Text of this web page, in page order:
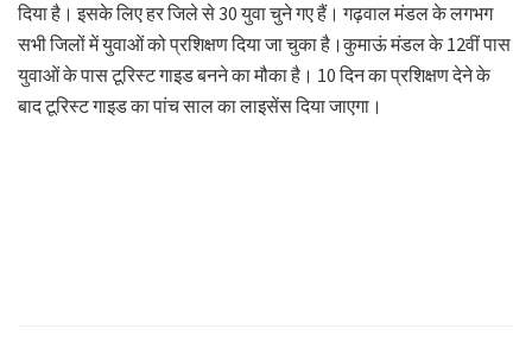
दिया है। इसके लिए हर जिले से 30 युवा चुने गए हैं। गढ़वाल मंडल के लगभग
सभी जिलों में युवाओं को प्रशिक्षण दिया जा चुका है।कुमाऊं मंडल के 12वीं पास
युवाओं के पास टूरिस्ट गाइड बनने का मौका है। 10 दिन का प्रशिक्षण देने के
बाद टूरिस्ट गाइड का पांच साल का लाइसेंस दिया जाएगा।